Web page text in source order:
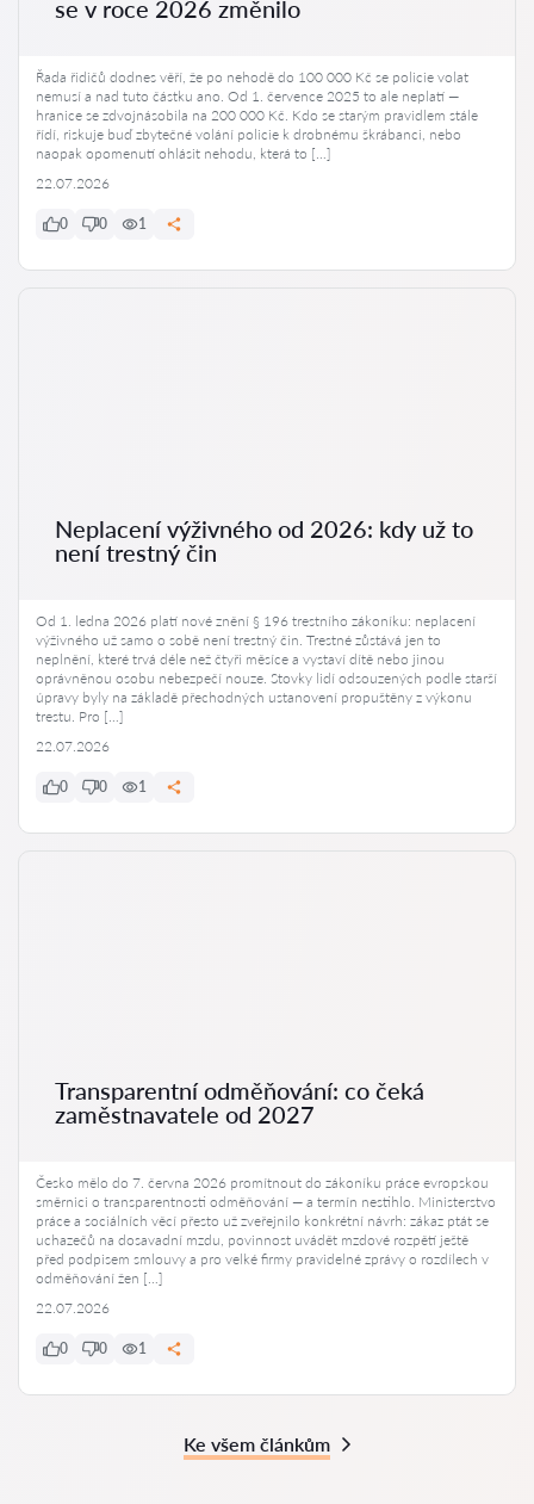
se v roce 2026 změnilo
Řada řidičů dodnes věří, že po nehodě do 100 000 Kč se policie volat
nemusí a nad tuto částku ano. Od 1. července 2025 to ale neplatí —
hranice se zdvojnásobila na 200 000 Kč. Kdo se starým pravidlem stále
řídí, riskuje buď zbytečné volání policie k drobnému škrábanci, nebo
naopak opomenutí ohlásit nehodu, která to […]
22.07.2026
0 0 1
Neplacení výživného od 2026: kdy už to
není trestný čin
Od 1. ledna 2026 platí nové znění § 196 trestního zákoníku: neplacení
výživného už samo o sobě není trestný čin. Trestné zůstává jen to
neplnění, které trvá déle než čtyři měsíce a vystaví dítě nebo jinou
oprávněnou osobu nebezpečí nouze. Stovky lidí odsouzených podle starší
úpravy byly na základě přechodných ustanovení propuštěny z výkonu
trestu. Pro […]
22.07.2026
0 0 1
Transparentní odměňování: co čeká
zaměstnavatele od 2027
Česko mělo do 7. června 2026 promítnout do zákoníku práce evropskou
směrnici o transparentnosti odměňování — a termín nestihlo. Ministerstvo
práce a sociálních věcí přesto už zveřejnilo konkrétní návrh: zákaz ptát se
uchazečů na dosavadní mzdu, povinnost uvádět mzdové rozpětí ještě
před podpisem smlouvy a pro velké firmy pravidelné zprávy o rozdílech v
odměňování žen […]
22.07.2026
0 0 1
Ke všem článkům